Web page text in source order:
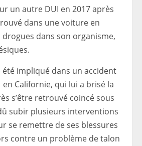
un autre DUI en 2017 après
dans une voiture en
drogues dans son organisme,
impliqué dans un accident
Californie, qui lui a brisé la
s’être retrouvé coincé sous
subir plusieurs interventions
se remettre de ses blessures
contre un problème de talon